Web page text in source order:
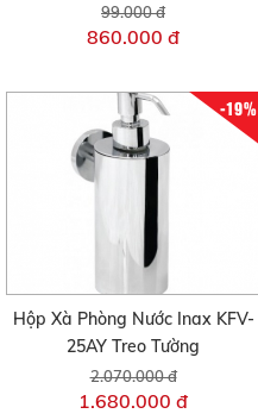
99.000 đ
860.000 đ
-19%
Hộp Xà Phòng Nước Inax KFV-
25AY Treo Tường
2.070.000 đ
1.680.000 đ